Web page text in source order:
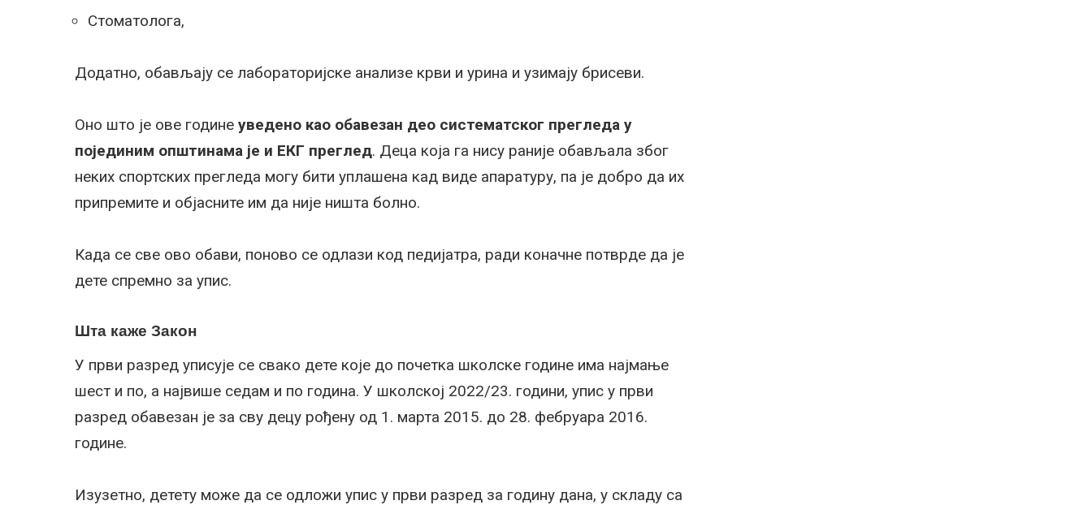
Стоматолога,
Додатно, обављају се лабораторијске анализе крви и урина и узимају брисеви.
Оно што је ове године уведено као обавезан део систематског прегледа у
појединим општинама је и ЕКГ преглед. Деца која га нису раније обављала због
неких спортских прегледа могу бити уплашена кад виде апаратуру, па је добро да их
припремите и објасните им да није ништа болно.
Када се све ово обави, поново се одлази код педијатра, ради коначне потврде да је
дете спремно за упис.
Шта каже Закон
У први разред уписује се свако дете које до почетка школске године има најмање
шест и по, а највише седам и по година. У школској 2022/23. години, упис у први
разред обавезан је за сву децу рођену од 1. марта 2015. до 28. фебруара 2016.
године.
Изузетно, детету може да се одложи упис у први разред за годину дана, у складу са